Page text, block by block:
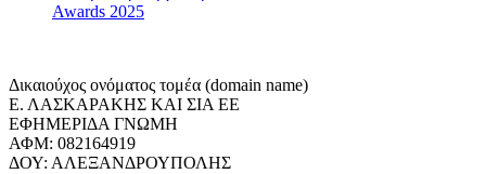
Awards 2025
Δικαιούχος ονόματος τομέα (domain name)
Ε. ΛΑΣΚΑΡΑΚΗΣ ΚΑΙ ΣΙΑ ΕΕ
ΕΦΗΜΕΡΙΔΑ ΓΝΩΜΗ
ΑΦΜ: 082164919
ΔΟΥ: ΑΛΕΞΑΝΔΡΟΥΠΟΛΗΣ